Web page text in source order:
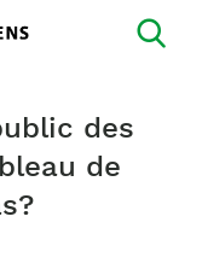
des
de